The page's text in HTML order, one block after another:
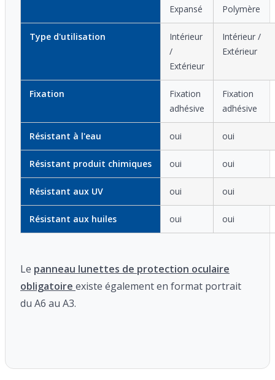
Expansé Polymère
Type d'utilisation
Intérieur
/
Extérieur
Intérieur /
Extérieur
Fixation
Fixation
adhésive
Fixation
adhésive
Résistant à l'eau oui oui
Résistant produit chimiques oui oui
Résistant aux UV oui oui
Résistant aux huiles oui oui
Le panneau lunettes de protection oculaire
obligatoire existe également en format portrait
du A6 au A3.